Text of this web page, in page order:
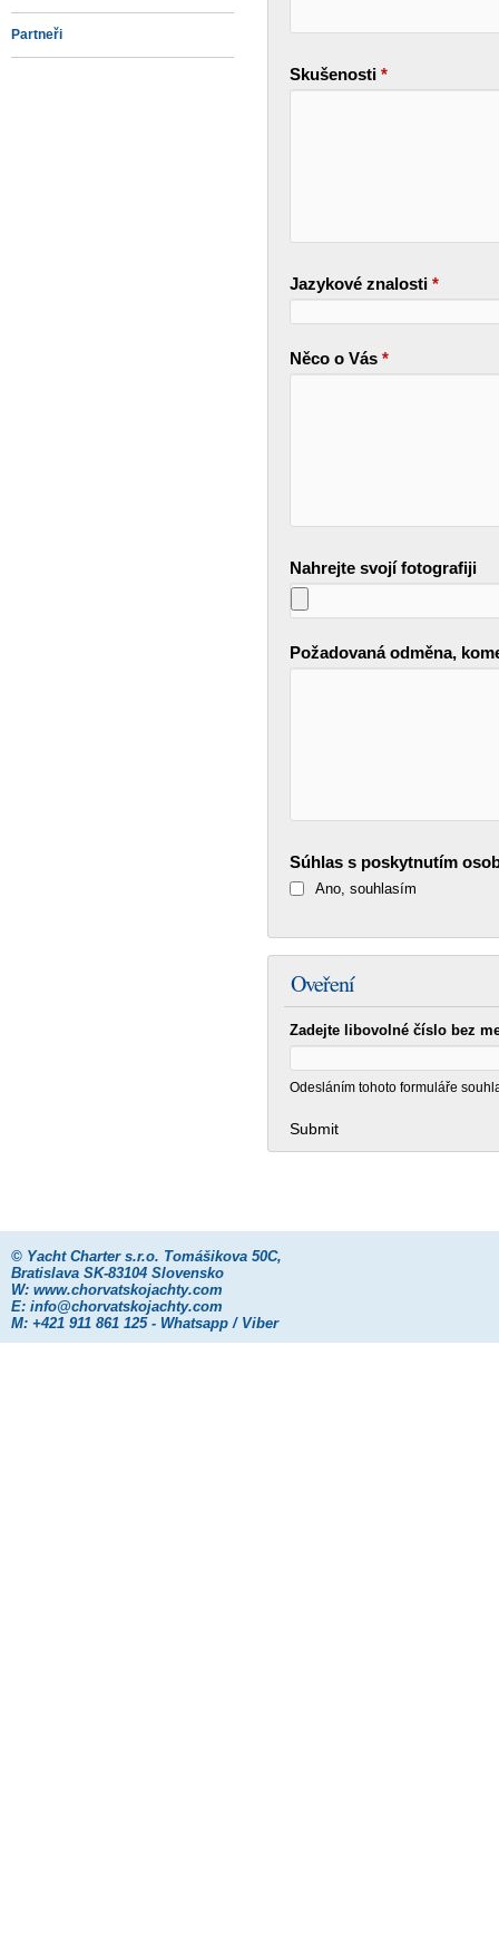
Partneři
Skušenosti *
Jazykové znalosti *
Něco o Vás *
Nahrejte svojí fotografiji
Požadovaná odměna,
Súhlas s poskytnutím
Ano, souhlasím
Oveření
Odesláním tohoto formuláře
© Yacht Charter s.r.o. Tomášikova 50C,
Bratislava SK-83104 Slovensko
W: www.chorvatskojachty.com
E: info@chorvatskojachty.com
M: +421 911 861 125 - Whatsapp / Viber